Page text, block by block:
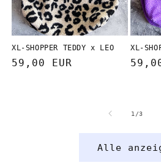
XL-SHOPPER TEDDY x LEO
Normaler
59,00 EUR
XL-
1 /von
3
Alle